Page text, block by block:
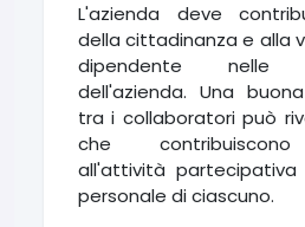
L'azienda deve
della cittadinanza e alla
dipendente nelle
dell'azienda. Una
tra i collaboratori può
che
all'attività partecipativa
personale di ciascuno.